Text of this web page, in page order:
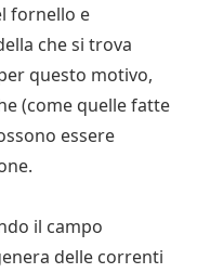
fornello e
che si trova
questo motivo,
(come quelle fatte
essere
il campo
delle correnti